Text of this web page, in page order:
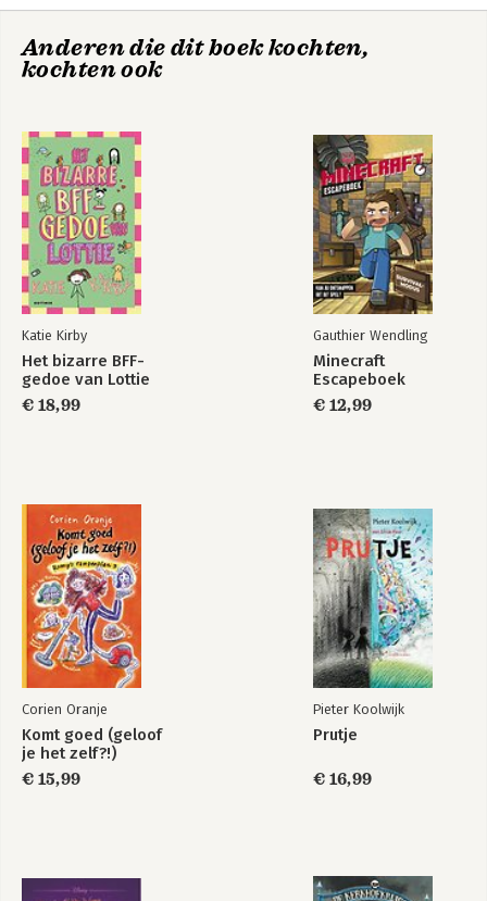
Anderen die dit boek kochten,
kochten ook
Katie Kirby
Het bizarre BFF-
gedoe van Lottie
€ 18,99
Gauthier Wendling
Minecraft
Escapeboek
€ 12,99
Corien Oranje
Komt goed (geloof
je het zelf?!)
€ 15,99
Pieter Koolwijk
Prutje
€ 16,99